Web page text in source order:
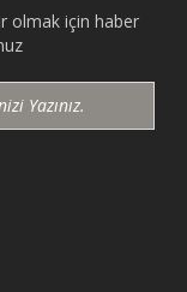
olmak için haber